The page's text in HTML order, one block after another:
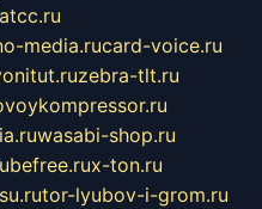
media.rucard-voice.ru
zebra-tlt.ru
wasabi-shop.ru
x-ton.ru
tor-lyubov-i-grom.ru